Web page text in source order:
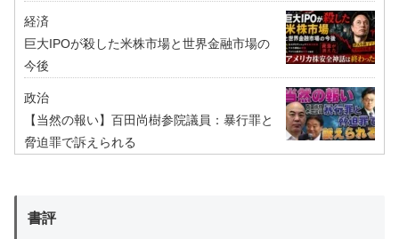
経済
巨大IPOが殺した米株市場と世界金融市場の
今後
政治
【当然の報い】百田尚樹参院議員：暴行罪と
脅迫罪で訴えられる
書評